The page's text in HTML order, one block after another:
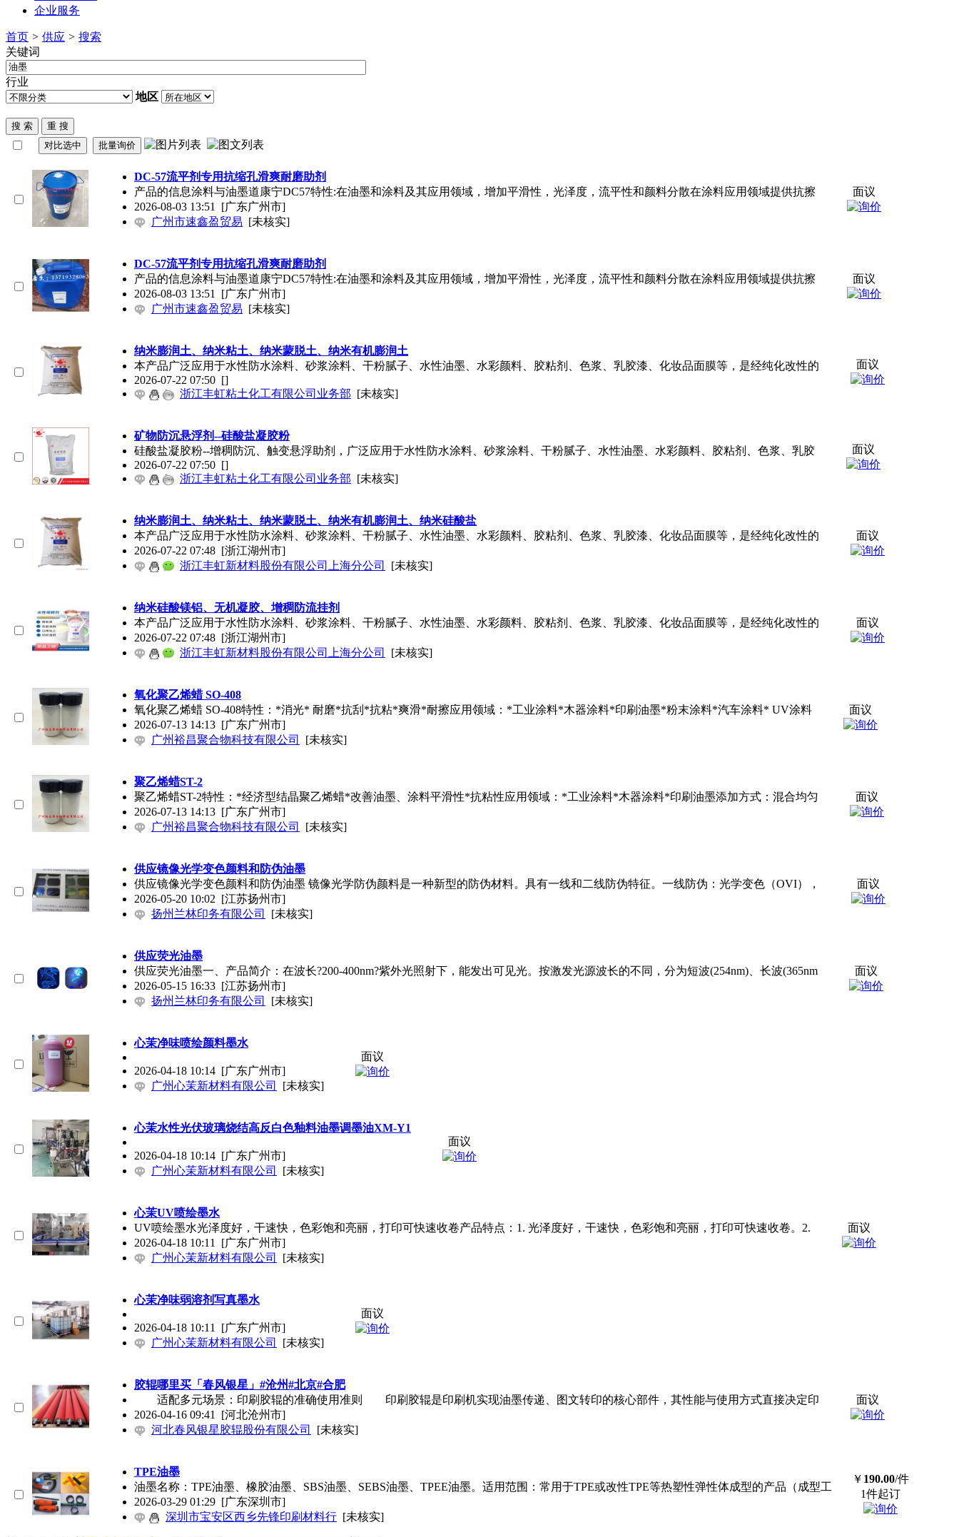
企业服务
首页 > 供应 > 搜索
关键词
行业
地区
DC-57流平剂专用抗缩孔滑爽耐磨助剂
产品的信息涂料与油墨道康宁DC57特性:在油墨和涂料及其应用领域，增加平滑性，光泽度，流平性和颜料分散在涂料应用领域提供抗擦
2026-08-03 13:51 [广东广州市]
广州市速鑫盈贸易 [未核实]
面议
DC-57流平剂专用抗缩孔滑爽耐磨助剂
产品的信息涂料与油墨道康宁DC57特性:在油墨和涂料及其应用领域，增加平滑性，光泽度，流平性和颜料分散在涂料应用领域提供抗擦
2026-08-03 13:51 [广东广州市]
广州市速鑫盈贸易 [未核实]
面议
纳米膨润土、纳米粘土、纳米蒙脱土、纳米有机膨润土
本产品广泛应用于水性防水涂料、砂浆涂料、干粉腻子、水性油墨 、水彩颜料、胶粘剂、色浆、乳胶漆、化妆品面膜等，是经纯化改性的
2026-07-22 07:50 []
浙江丰虹粘土化工有限公司业务部 [未核实]
面议
矿物防沉悬浮剂--硅酸盐凝胶粉
硅酸盐凝胶粉--增稠防沉、触变悬浮助剂，广泛应用于水性防水涂料、砂浆涂料、干粉腻子、水性油墨 、水彩颜料、胶粘剂、色浆、乳胶
2026-07-22 07:50 []
浙江丰虹粘土化工有限公司业务部 [未核实]
面议
纳米膨润土、纳米粘土、纳米蒙脱土、纳米有机膨润土、纳米硅酸盐
本产品广泛应用于水性防水涂料、砂浆涂料、干粉腻子、水性油墨 、水彩颜料、胶粘剂、色浆、乳胶漆、化妆品面膜等，是经纯化改性的
2026-07-22 07:48 [浙江湖州市]
浙江丰虹新材料股份有限公司上海分公司
[未核实]
面议
纳米硅酸镁铝、无机凝胶、增稠防流挂剂
本产品广泛应用于水性防水涂料、砂浆涂料、干粉腻子、水性油墨 、水彩颜料、胶粘剂、色浆、乳胶漆、化妆品面膜等，是经纯化改性的
2026-07-22 07:48 [浙江湖州市]
浙江丰虹新材料股份有限公司上海分公司
[未核实]
面议
氧化聚乙烯蜡 SO-408
氧化聚乙烯蜡 SO-408特性：*消光* 耐磨*抗刮*抗粘*爽滑*耐擦应用领域：*工业涂料*木器涂料*印刷油墨*粉末涂料*汽车涂料* UV涂料
2026-07-13 14:13 [广东广州市]
广州裕昌聚合物科技有限公司
[未核实]
面议
聚乙烯蜡ST-2
聚乙烯蜡ST-2特性：*经济型结晶聚乙烯蜡*改善油墨 、涂料平滑性*抗粘性应用领域：*工业涂料*木器涂料*印刷油墨添加方式：混合均匀
2026-07-13 14:13 [广东广州市]
广州裕昌聚合物科技有限公司
[未核实]
面议
供应镜像光学变色颜料和防伪油墨
供应镜像光学变色颜料和防伪油墨 镜像光学防伪颜料是一种新型的防伪材料。具有一线和二线防伪特征。一线防伪：光学变色（OVI），
2026-05-20 10:02 [江苏扬州市]
扬州兰林印务有限公司
[未核实]
面议
供应荧光油墨
供应荧光油墨一、产品简介：在波长?200-400nm?紫外光照射下，能发出可见光。按激发光源波长的不同，分为短波(254nm)、长波(365nm
2026-05-15 16:33 [江苏扬州市]
扬州兰林印务有限公司
[未核实]
面议
心茉净味喷绘颜料墨水
2026-04-18 10:14 [广东广州市]
广州心茉新材料有限公司
[未核实]
面议
心茉水性光伏玻璃烧结高反白色釉料油墨调墨油XM-Y1
2026-04-18 10:14 [广东广州市]
广州心茉新材料有限公司
[未核实]
面议
心茉UV喷绘墨水
UV喷绘墨水光泽度好，干速快，色彩饱和亮丽，打印可快速收卷产品特点：1. 光泽度好，干速快，色彩饱和亮丽，打印可快速收卷。2.
2026-04-18 10:11 [广东广州市]
广州心茉新材料有限公司
[未核实]
面议
心茉净味弱溶剂写真墨水
2026-04-18 10:11 [广东广州市]
广州心茉新材料有限公司
[未核实]
面议
胶辊哪里买「春风银星」#沧州#北京#合肥
适配多元场景：印刷胶辊的准确使用准则 印刷胶辊是印刷机实现油墨传递、图文转印的核心部件，其性能与使用方式直接决定印
2026-04-16 09:41 [河北沧州市]
河北春风银星胶辊股份有限公司
[未核实]
面议
TPE油墨
油墨名称：TPE油墨 、橡胶油墨 、SBS油墨 、SEBS油墨 、TPEE油墨。适用范围：常用于TPE或改性TPE等热塑性弹性体成型的产品（成型工
2026-03-29 01:29 [广东深圳市]
深圳市宝安区西乡先锋印刷材料行 [未核实]
￥ 190.00/件
1件起订